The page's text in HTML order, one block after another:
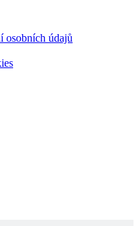
osobních údajů